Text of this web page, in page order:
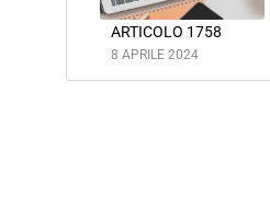
ARTICOLO 1758
8 APRILE 2024